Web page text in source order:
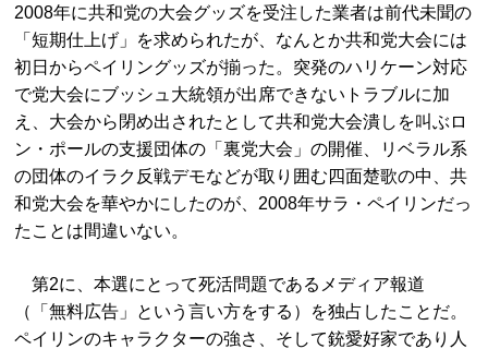
2008年に共和党の大会グッズを受注した業者は前代未聞の
「短期仕上げ」を求められたが、なんとか共和党大会には
初日からペイリングッズが揃った。突発のハリケーン対応
で党大会にブッシュ大統領が出席できないトラブルに加
え、大会から閉め出されたとして共和党大会潰しを叫ぶロ
ン・ポールの支援団体の「裏党大会」の開催、リベラル系
の団体のイラク反戦デモなどが取り囲む四面楚歌の中、共
和党大会を華やかにしたのが、2008年サラ・ペイリンだっ
たことは間違いない。
第2に、本選にとって死活問題であるメディア報道
（「無料広告」という言い方をする）を独占したことだ。
ペイリンのキャラクターの強さ、そして銃愛好家であり人